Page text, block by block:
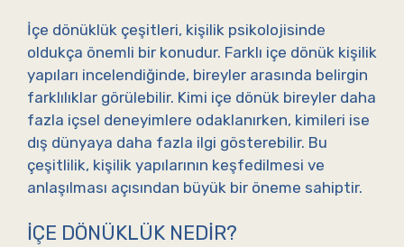
İçe dönüklük çeşitleri, kişilik psikolojisinde
oldukça önemli bir konudur. Farklı içe dönük kişilik
yapıları incelendiğinde, bireyler arasında belirgin
farklılıklar görülebilir. Kimi içe dönük bireyler daha
fazla içsel deneyimlere odaklanırken, kimileri ise
dış dünyaya daha fazla ilgi gösterebilir. Bu
çeşitlilik, kişilik yapılarının keşfedilmesi ve
anlaşılması açısından büyük bir öneme sahiptir.
İÇE DÖNÜKLÜK NEDIR?